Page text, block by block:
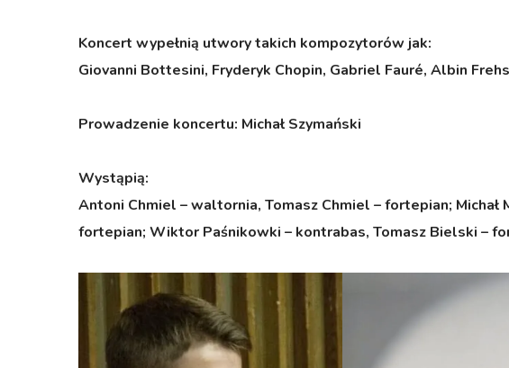
Koncert wypełnią utwory takich kompozytorów jak:
Giovanni Bottesini, Fryderyk Chopin, Gabriel Fauré, Albin
Prowadzenie koncertu: Michał Szymański
Wystąpią:
Antoni Chmiel – waltornia, Tomasz Chmiel – fortepian;
fortepian; Wiktor Paśnikowki – kontrabas, Tomasz Bielski –